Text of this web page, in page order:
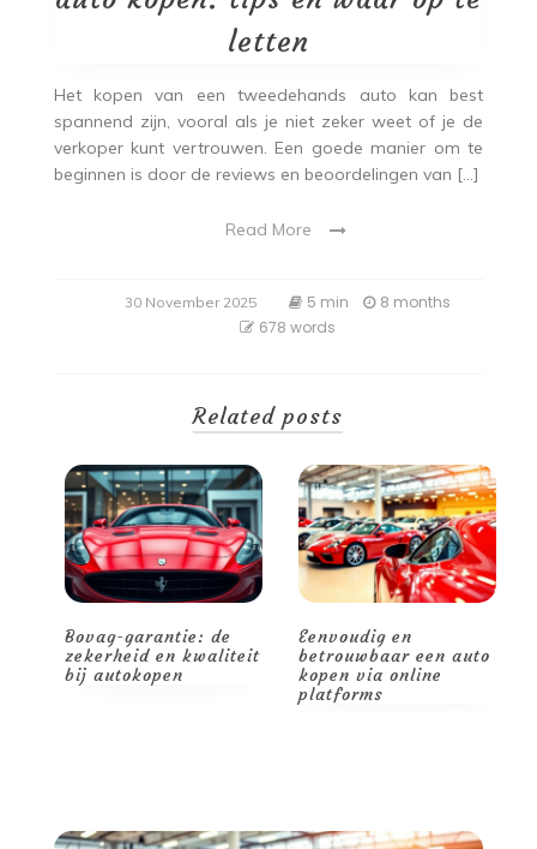
letten
Het kopen van een tweedehands auto kan best
spannend zijn, vooral als je niet zeker weet of je de
verkoper kunt vertrouwen. Een goede manier om te
beginnen is door de reviews en beoordelingen van […]
Read More
30 November 2025 5 min
8 months
678 words
Related posts
Bovag-garantie: de
zekerheid en kwaliteit
bij autokopen
Eenvoudig en
betrouwbaar een auto
kopen via online
platforms